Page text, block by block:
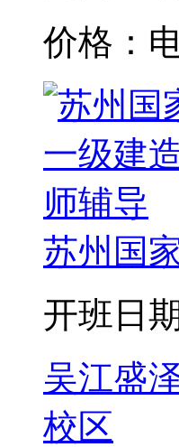
价格：
苏州国
开班日
吴江盛
校区